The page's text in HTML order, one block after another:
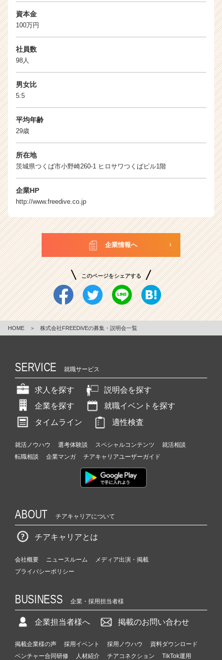
資本金
100万円
社員数
98人
男女比
5:5
平均年齢
29歳
所在地
茨城県つくば市小野崎260-1 ヒロサワつくばビル1階
企業HP
http://www.freedive.co.jp
企業情報へ
このページをシェアする
HOME ＞ 株式会社FREEDiVEの募集・説明会一覧
SERVICE 就職サービス
求人を探す
説明会を探す
企業を探す
就職イベントを探す
タイムライン
適性検査
就活ノウハウ 選考体験談 スペシャルコンテンツ
就活相談
転職相談
企業マンガ チアキャリアユーザーガイド
ABOUT チアキャリアについて
チアキャリアとは
会社概要 ニュースルーム
メディア出演・掲載
プライバシーポリシー
BUSINESS 企業・採用担当者様
企業担当者様へ 掲載のお問い合わせ
掲載企業様の声 採用イベント 採用ノウハウ
資料ダウンロード
ベンチャー合同研修
人材紹介 チアコネクション TikTok運用